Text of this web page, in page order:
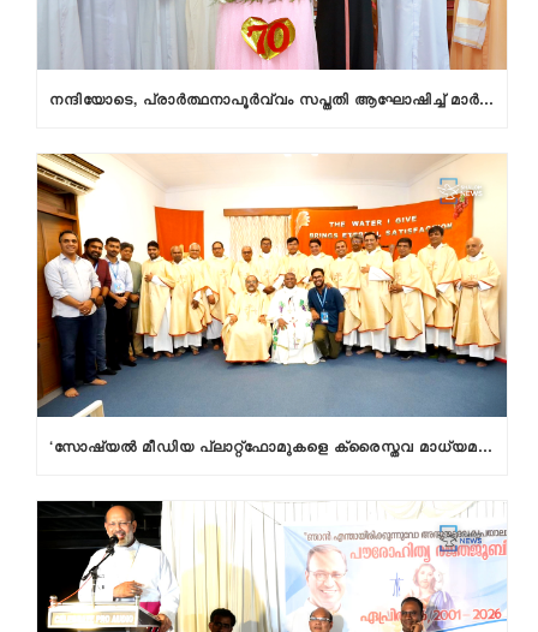
നന്ദിയോടെ, പ്രാര്‍ത്ഥനാപൂര്‍വ്വം സപ്തതി ആഘോഷിച്ച് മാര്‍ റാഫേല്‍ തട്ടില്‍
‘സോഷ്യല്‍ മീഡിയ പ്ലാറ്റ്‌ഫോമുകളെ ക്രൈസ്തവ മാധ്യമ പ്രവര്‍ത്തകര്‍ മിഷനായി കാണണം’